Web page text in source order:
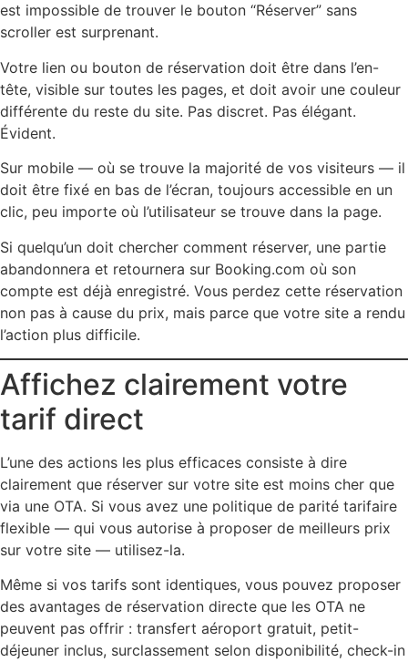
est impossible de trouver le bouton “Réserver” sans
scroller est surprenant.
Votre lien ou bouton de réservation doit être dans l’en-
tête, visible sur toutes les pages, et doit avoir une couleur
différente du reste du site. Pas discret. Pas élégant.
Évident.
Sur mobile — où se trouve la majorité de vos visiteurs — il
doit être fixé en bas de l’écran, toujours accessible en un
clic, peu importe où l’utilisateur se trouve dans la page.
Si quelqu’un doit chercher comment réserver, une partie
abandonnera et retournera sur Booking.com où son
compte est déjà enregistré. Vous perdez cette réservation
non pas à cause du prix, mais parce que votre site a rendu
l’action plus difficile.
Affichez clairement votre
tarif direct
L’une des actions les plus efficaces consiste à dire
clairement que réserver sur votre site est moins cher que
via une OTA. Si vous avez une politique de parité tarifaire
flexible — qui vous autorise à proposer de meilleurs prix
sur votre site — utilisez-la.
Même si vos tarifs sont identiques, vous pouvez proposer
des avantages de réservation directe que les OTA ne
peuvent pas offrir : transfert aéroport gratuit, petit-
déjeuner inclus, surclassement selon disponibilité, check-in